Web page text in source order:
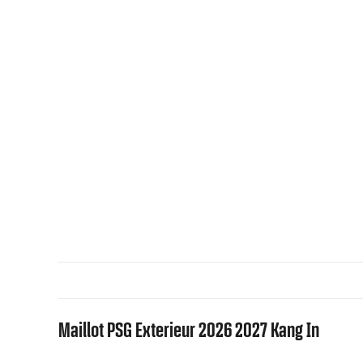
Maillot PSG Exterieur 2026 2027 Kang In